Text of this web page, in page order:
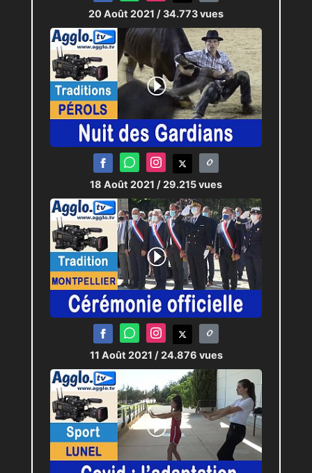
20 Août 2021 / 34.773 vues
18 Août 2021 / 29.215 vues
11 Août 2021 / 24.876 vues